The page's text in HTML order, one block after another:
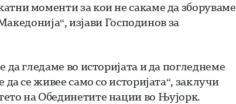
моменти за кои не сакаме да зборуваме
изјави Господинов за
гледаме во историјата и да погледнеме
се живее само со историјата“, заклучи
на Обединетите нации во Њујорк.